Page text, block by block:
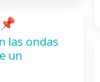
📌
las ondas
un